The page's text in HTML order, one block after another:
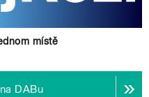
místě
DABu